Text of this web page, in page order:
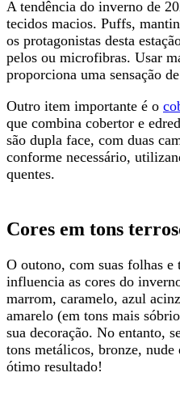
A tendência do inverno de
tecidos macios. Puffs,
os protagonistas desta
pelos ou microfibras. Usar
proporciona uma sensação
Outro item importante é o
que combina cobertor e
são dupla face, com duas
conforme necessário,
quentes.
Cores em tons
O outono, com suas folhas e
influencia as cores do
marrom, caramelo, azul
amarelo (em tons mais
sua decoração. No entanto,
tons metálicos, bronze,
ótimo resultado!